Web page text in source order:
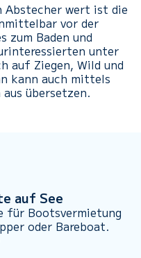
Abstecher wert ist die
vor der
zum Baden und
unter
auf Ziegen, Wild und
kann auch mittels
übersetzen.
auf See
für Bootsvermietung
oder Bareboat.